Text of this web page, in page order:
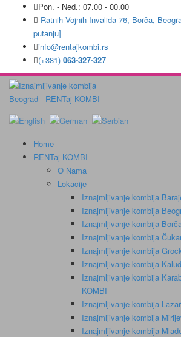
Pon. - Ned.: 07.00 - 00.00
Ratnih Vojnih Invalida 76, Borča,
putanju]
info@rentajkombi.rs
(+381) 063-327-327
Home
RENTaj KOMBI
O Nama
Lokacije
Iznajmljivanje kombija
Iznajmljivanje kombija
Iznajmljivanje kombija
Iznajmljivanje kombija
Iznajmljivanje kombija
Iznajmljivanje kombija
Iznajmljivanje kombija
KOMBI
Iznajmljivanje kombija
Iznajmljivanje kombija
Iznajmljivanje kombija